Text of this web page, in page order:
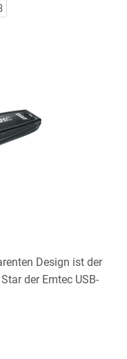
Design ist der
der Emtec USB-